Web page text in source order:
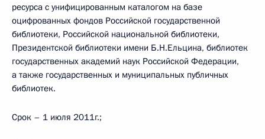
ресурса с унифицированным каталогом на базе
оцифрованных фондов Российской государственной
библиотеки, Российской национальной библиотеки,
Президентской библиотеки имени Б.Н.Ельцина, библиотек
государственных академий наук Российской Федерации,
а также государственных и муниципальных публичных
библиотек.
Срок – 1 июля 2011г.;